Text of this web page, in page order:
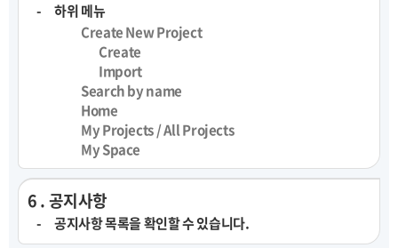
하위 메뉴
Create New Project
Create
Import
Search by name
Home
My Projects / All Projects
My Space
6 . 공지사항
공지사항 목록을 확인할 수 있습니다.